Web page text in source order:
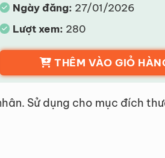
Ngày đăng: 27/01/2026
Lượt xem: 280
THÊM VÀO GIỎ
Sử dụng cho mục đích